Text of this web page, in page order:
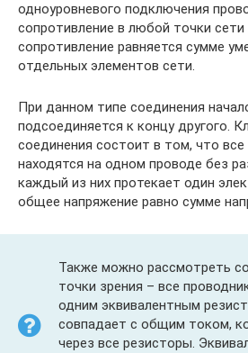
одноуровневого подключения
сопротивление в любой точки
сопротивление равняется сумме
отдельных элементов сети.
При данном типе соединения
подсоединяется к концу другого.
соединения состоит в том, что все
находятся на одном проводе без
каждый из них протекает один
общее напряжение равно сумме
Также можно рассмотреть
точки зрения – все
одним эквивалентным
совпадает с общим током,
через все резисторы.